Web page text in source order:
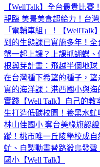
【WellTalk】 全台最貴比賽
親臨 美景美食超給力！台
「電輔車組」！【WellTalk】
到的生態課已實施多年！
蟹一起上課？上課抓蝴蝶、
根與芽計畫：飛越半個地
在台灣種下希望的種子，望
實的海洋課：港西國小與
實踐【Well Talk】
自己的教
生打造低碳校園！養黑水
林山佳國小 奪台美綠旗認證
蹤！桃市唯一丘陵學校成
虻、自製動畫替路殺鳥發
國小【Well Talk】